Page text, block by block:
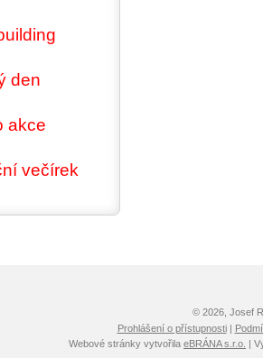
den
akce
večírek
© 2026, Josef
Prohlášení o přístupnosti|
Webové stránky vytvořila eBRÁNA s.r.o. |